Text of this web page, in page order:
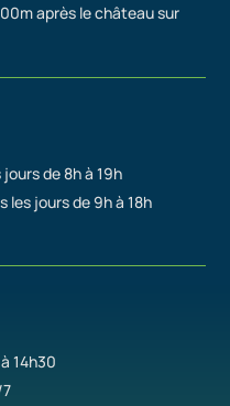
après le château sur
de 8h à 19h
les jours de 9h à 18h
14h30